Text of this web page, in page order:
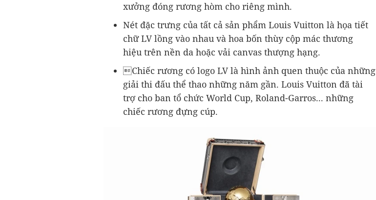
xưởng đóng rương hòm cho riêng mình.
Nét đặc trưng của tất cả sản phẩm Louis Vuitton là họa tiết
chữ LV lồng vào nhau và hoa bốn thùy cộp mác thương
hiệu trên nền da hoặc vải canvas thượng hạng.
Chiếc rương có logo LV là hình ảnh quen thuộc của những
giải thi đấu thể thao những năm gần. Louis Vuitton đã tài
trợ cho ban tổ chức World Cup, Roland-Garros... những
chiếc rương đựng cúp.